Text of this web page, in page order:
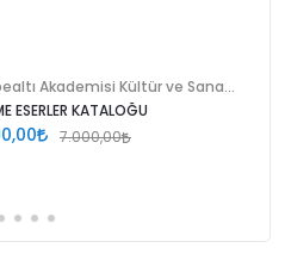
ESERLER KATALOĞU
7.000,00